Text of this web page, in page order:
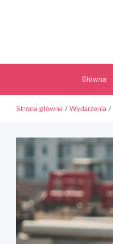
Główna
Strona główna Wydarzenia